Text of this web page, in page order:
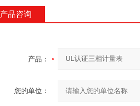
产品咨询
产品：
您的单位：